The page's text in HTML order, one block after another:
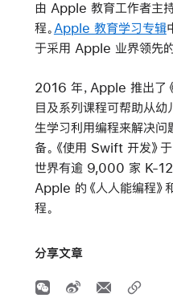
由 Apple 教育工作者主
程。 Apple 教育学习专辑
于采用 Apple 业界领先的
2016 年，Apple 推出了
目及系列课程可帮助从
生学习利用编程来解决问
备。《使用 Swift 开发》
世界有逾 9,000 家 K-12
Apple 的《人人能编程》
程。
分享文章